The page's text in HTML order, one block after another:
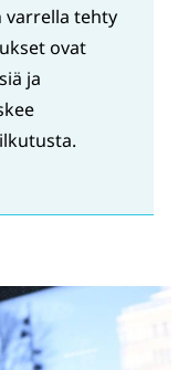
varrella tehty
ovat
ja